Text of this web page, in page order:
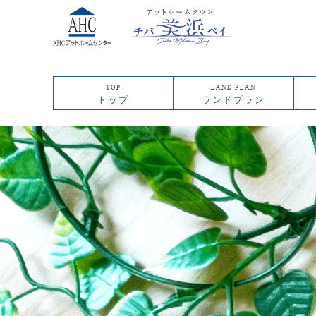
TOP
トップ
LAND PLAN
ランドプラン